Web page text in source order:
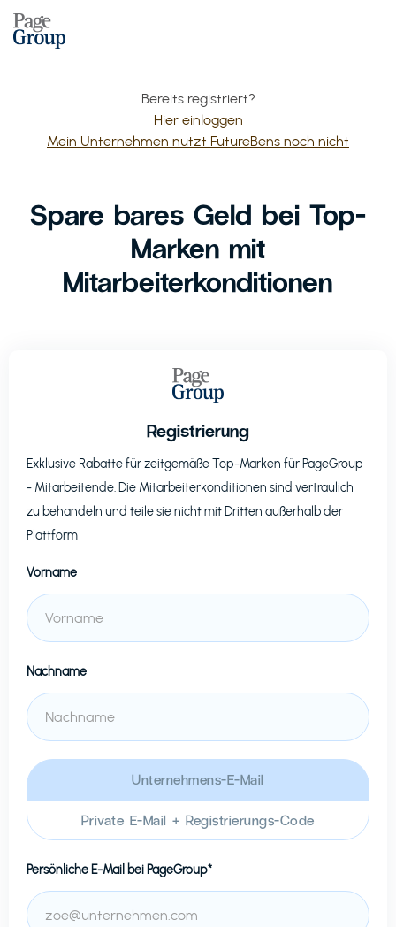
Bereits registriert?
Hier einloggen
Mein Unternehmen nutzt FutureBens noch nicht
Spare bares Geld bei Top-
Marken mit
Mitarbeiterkonditionen
Registrierung
Exklusive Rabatte für zeitgemäße Top-Marken für PageGroup
- Mitarbeitende. Die Mitarbeiterkonditionen sind vertraulich
zu behandeln und teile sie nicht mit Dritten außerhalb der
Plattform
Vorname
Nachname
Unternehmens-E-Mail
Private E-Mail + Registrierungs-Code
Persönliche E-Mail bei PageGroup*